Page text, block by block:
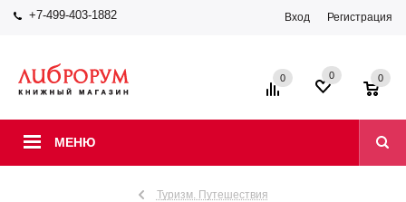
+7-499-403-1882 Вход Регистрация
МЕНЮ
0 0 0
Туризм. Путешествия